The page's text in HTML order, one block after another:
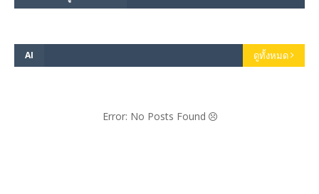
AI ดูทั้งหมด
Error: No Posts Found